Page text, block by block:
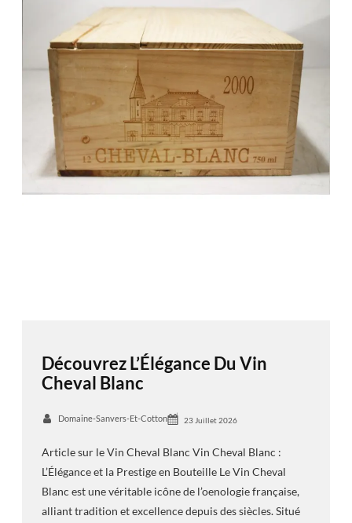
Découvrez L’Élégance Du Vin
Cheval Blanc
Domaine-Sanvers-Et-Cotton 23 Juillet 2026
Article sur le Vin Cheval Blanc Vin Cheval Blanc :
L’Élégance et la Prestige en Bouteille Le Vin Cheval
Blanc est une véritable icône de l’oenologie française,
alliant tradition et excellence depuis des siècles. Situé